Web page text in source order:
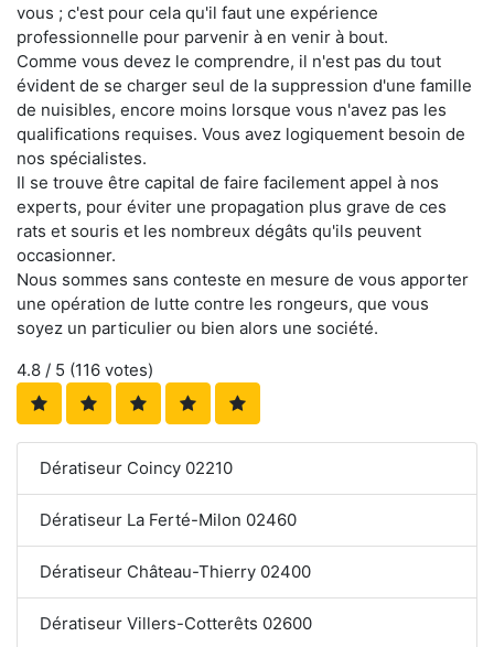
vous ; c'est pour cela qu'il faut une expérience
professionnelle pour parvenir à en venir à bout.
Comme vous devez le comprendre, il n'est pas du tout
évident de se charger seul de la suppression d'une famille
de nuisibles, encore moins lorsque vous n'avez pas les
qualifications requises. Vous avez logiquement besoin de
nos spécialistes.
Il se trouve être capital de faire facilement appel à nos
experts, pour éviter une propagation plus grave de ces
rats et souris et les nombreux dégâts qu'ils peuvent
occasionner.
Nous sommes sans conteste en mesure de vous apporter
une opération de lutte contre les rongeurs, que vous
soyez un particulier ou bien alors une société.
4.8 / 5 (116 votes)
Dératiseur Coincy 02210
Dératiseur La Ferté-Milon 02460
Dératiseur Château-Thierry 02400
Dératiseur Villers-Cotterêts 02600